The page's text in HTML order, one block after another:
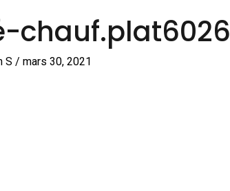
chauf.plat6026
S / mars 30, 2021